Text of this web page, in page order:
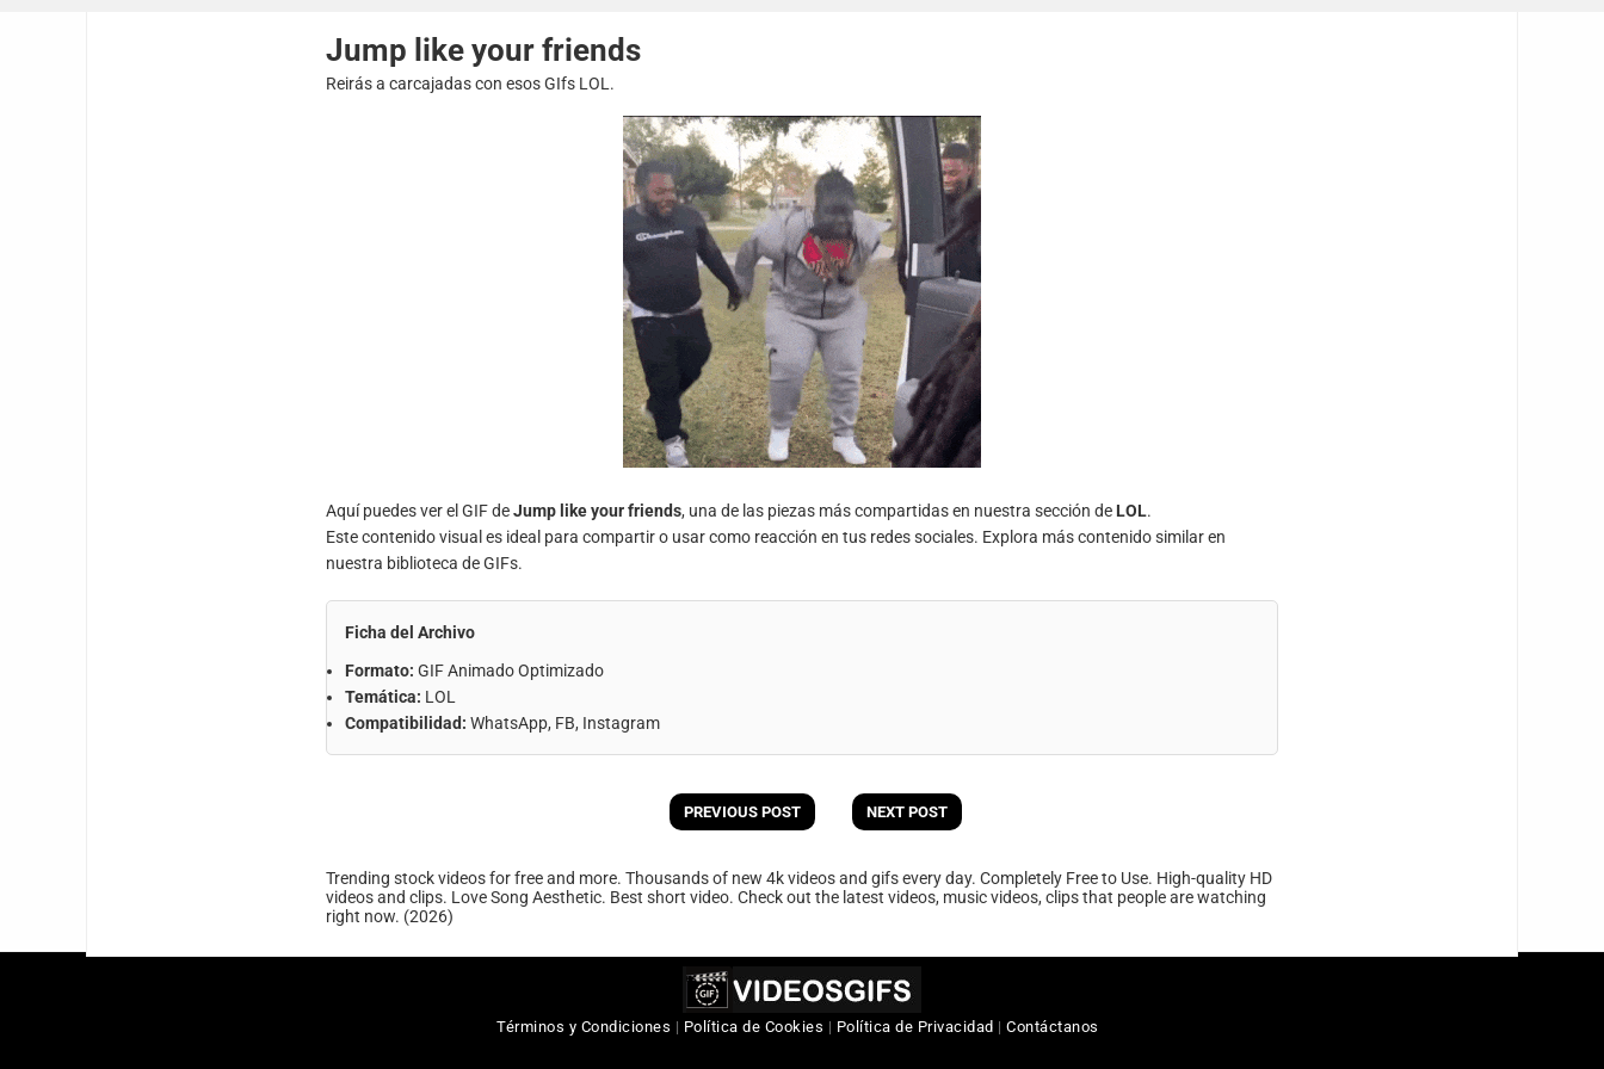
Jump like your friends
Reirás a carcajadas con esos GIfs LOL.
Aquí puedes ver el GIF deJump like your friends, una de las piezas más compartidas en nuestra sección de LOL.
Este contenido visual es ideal para compartir o usar como reacción en tus redes sociales. Explora más contenido similar en
nuestra biblioteca de GIFs.
Ficha del Archivo
Formato: GIF Animado Optimizado
Temática: LOL
Compatibilidad: WhatsApp, FB, Instagram
PREVIOUS POST NEXT POST
Trending stock videos for free and more. Thousands of new 4k videos and gifs every day. Completely Free to Use. High-quality HD
videos and clips. Love Song Aesthetic. Best short video. Check out the latest videos, music videos, clips that people are watching
right now. (2026)
Términos y Condiciones | Política de Cookies | Política de Privacidad |Contáctanos